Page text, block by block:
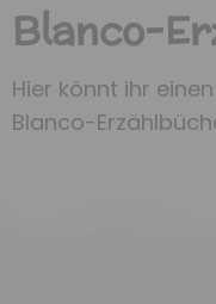
Blanco-
Hier könnt ihr
Blanco-